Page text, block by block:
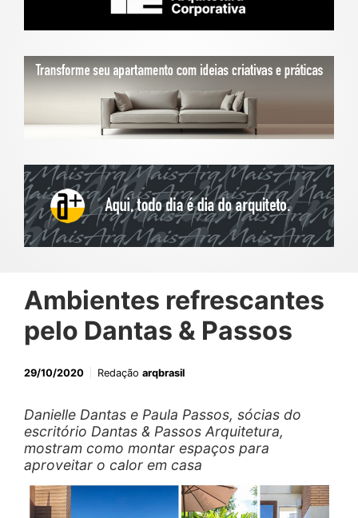
Ambientes refrescantes
pelo Dantas & Passos
29/10/2020 Redação arqbrasil
Danielle Dantas e Paula Passos, sócias do
escritório Dantas & Passos Arquitetura,
mostram como montar espaços para
aproveitar o calor em casa